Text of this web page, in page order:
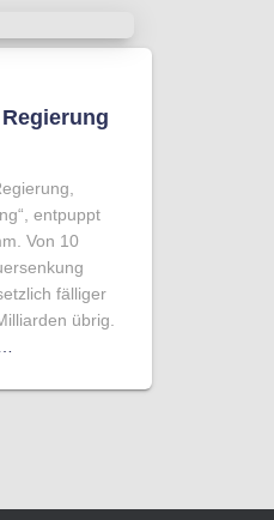
entpuppt
Von 10
fälliger
übrig.